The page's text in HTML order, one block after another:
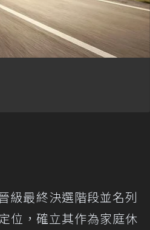
級最終決選階段並名列
位，確立其作為家庭休